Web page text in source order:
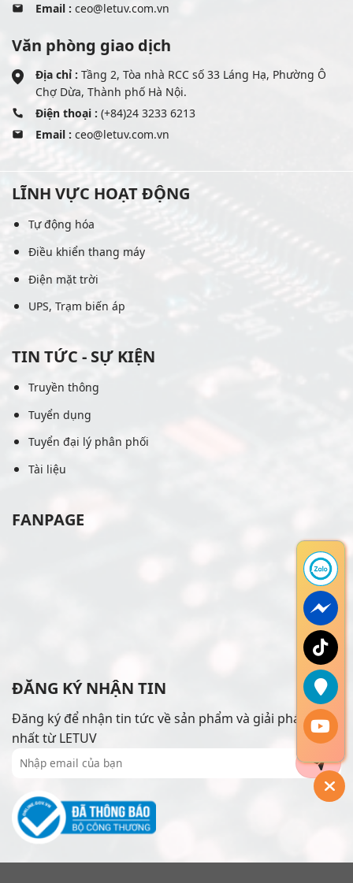
Email : ceo@letuv.com.vn
Văn phòng giao dịch
Địa chỉ : Tầng 2, Tòa nhà RCC số 33 Láng Hạ, Phường Ô
Chợ Dừa, Thành phố Hà Nội.
Điện thoại : (+84)24 3233 6213
Email : ceo@letuv.com.vn
LĨNH VỰC HOẠT ĐỘNG
Tự động hóa
Điều khiển thang máy
Điện mặt trời
UPS, Trạm biến áp
TIN TỨC - SỰ KIỆN
Truyền thông
Tuyển dụng
Tuyển đại lý phân phối
Tài liệu
FANPAGE
ĐĂNG KÝ NHẬN TIN
Đăng ký để nhận tin tức về sản phẩm và giải pháp mới
nhất từ LETUV